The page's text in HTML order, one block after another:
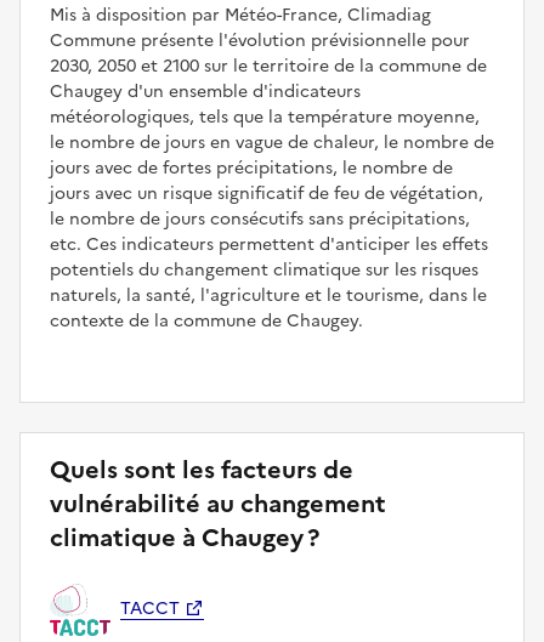
Mis à disposition par Météo-France, Climadiag
Commune présente l'évolution prévisionnelle pour
2030, 2050 et 2100 sur le territoire de la commune de
Chaugey d'un ensemble d'indicateurs
météorologiques, tels que la température moyenne,
le nombre de jours en vague de chaleur, le nombre de
jours avec de fortes précipitations, le nombre de
jours avec un risque significatif de feu de végétation,
le nombre de jours consécutifs sans précipitations,
etc. Ces indicateurs permettent d'anticiper les effets
potentiels du changement climatique sur les risques
naturels, la santé, l'agriculture et le tourisme, dans le
contexte de la commune de Chaugey.
Quels sont les facteurs de
vulnérabilité au changement
climatique à Chaugey ?
TACCT